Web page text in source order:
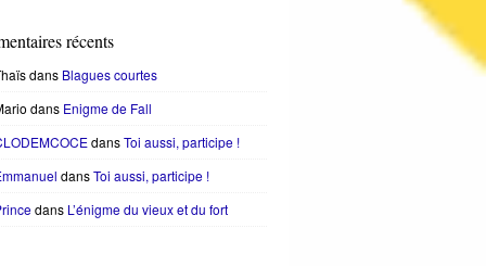
récents
dans Blagues courtes
dans Enigme de Fall
dansToi aussi, participe !
dansToi aussi, participe !
dans L’énigme du vieux et du fort